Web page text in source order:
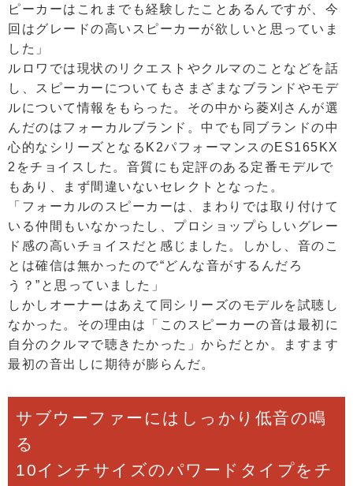
ピーカーはこれまでも経験したことあるんですが、今
回はグレードの高いスピーカーが欲しいと思っていま
した」
ルロワでは現状のリクエストやクルマのことなどを話
し、スピーカーについてもさまざまなブランドやモデ
ルについて情報をもらった。その中から菱刈さんが選
んだのはフォーカルブランド。中でも同ブランドの中
心的なシリーズとなるK2パフォーマンスのES165KX
2をチョイスした。音質にも定評のある定番モデルで
もあり、まず間違いないセレクトとなった。
「フォーカルのスピーカーは、まわりでは取り付けて
いる仲間もいなかったし、プロショップらしいグレー
ド感の高いチョイスだと感じました。しかし、音のこ
とは確信は無かったので“どんな音がするんだろ
う？”と思っていました」
しかしオーナーはあえて同シリーズのモデルを試聴し
なかった。その理由は「このスピーカーの音は最初に
自分のクルマで聴きたかった」からだとか。ますます
最初の音出しに期待が膨らんだ。
サブウーファーにはしっかり低音の鳴
る
10インチサイズのパワードタイプをチ